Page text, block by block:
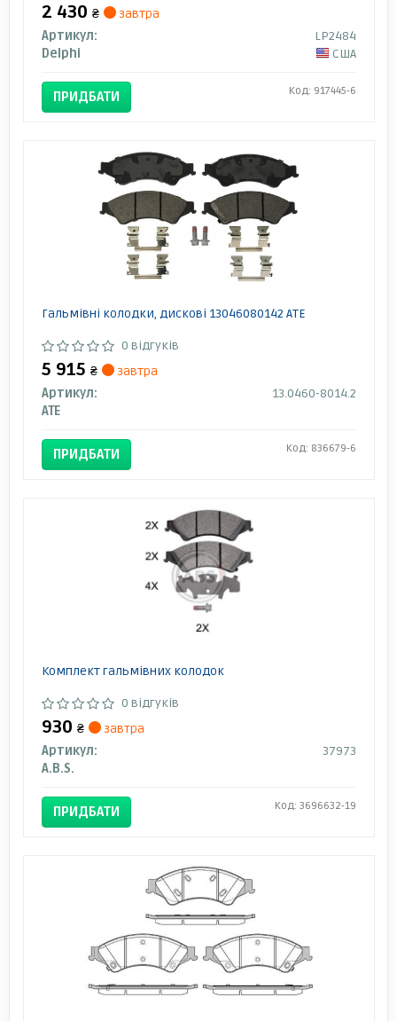
2 430 ₴
завтра
Артикул:
LP2484
Delphi
США
ПРИДБАТИ Код: 917445-6
Гальмівні колодки, дискові 13046080142 ATE
0 відгуків
5 915 ₴
завтра
Артикул:
13.0460-8014.2
ATE
ПРИДБАТИ Код: 836679-6
Комплект гальмівних колодок
0 відгуків
930 ₴
завтра
Артикул:
37973
A.B.S.
ПРИДБАТИ Код: 3696632-19